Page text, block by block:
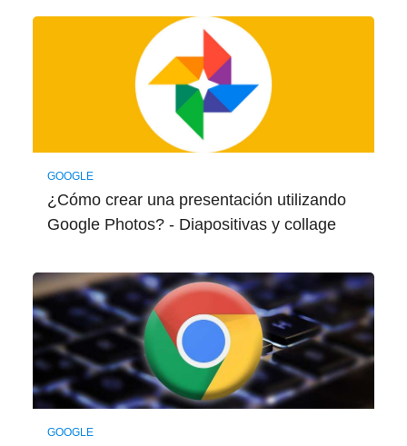
GOOGLE
¿Cómo crear una presentación utilizando
Google Photos? - Diapositivas y collage
GOOGLE